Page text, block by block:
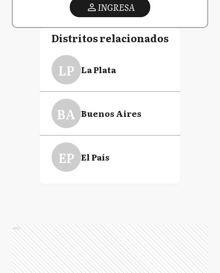
INGRESA
Distritos relacionados
LP La Plata
BA Buenos Aires
EP El País
Ads